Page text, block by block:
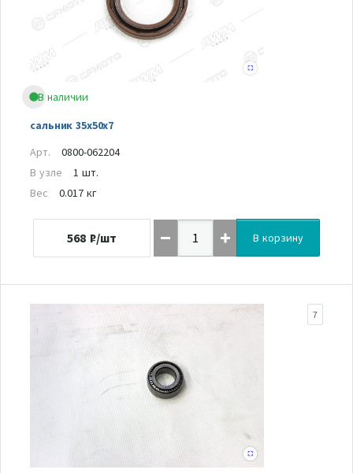
В наличии
сальник 35х50х7
Арт.
0800-062204
В узле
1 шт.
Вес
0.017 кг
568 ₽/шт В корзину
7